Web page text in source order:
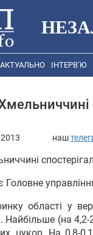
АКТУАЛЬНО ІНТЕРВ’Ю
наш
області у
Найбільше (на
цукор. На 0,8-